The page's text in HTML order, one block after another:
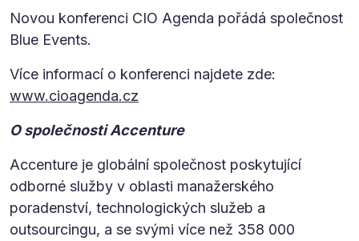
Novou konferenci CIO Agenda pořádá společnost
Blue Events.
Více informací o konferenci najdete zde:
www.cioagenda.cz
O společnosti Accenture
Accenture je globální společnost poskytující
odborné služby v oblasti manažerského
poradenství, technologických služeb a
outsourcingu, a se svými více než 358 000